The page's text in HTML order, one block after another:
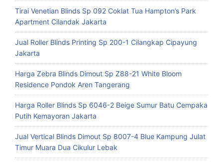
Tirai Venetian Blinds Sp 092 Coklat Tua Hampton’s Park
Apartment Cilandak Jakarta
Jual Roller Blinds Printing Sp 200-1 Cilangkap Cipayung
Jakarta
Harga Zebra Blinds Dimout Sp Z88-21 White Bloom
Residence Pondok Aren Tangerang
Harga Roller Blinds Sp 6046-2 Beige Sumur Batu Cempaka
Putih Kemayoran Jakarta
Jual Vertical Blinds Dimout Sp 8007-4 Blue Kampung Julat
Timur Muara Dua Cikulur Lebak